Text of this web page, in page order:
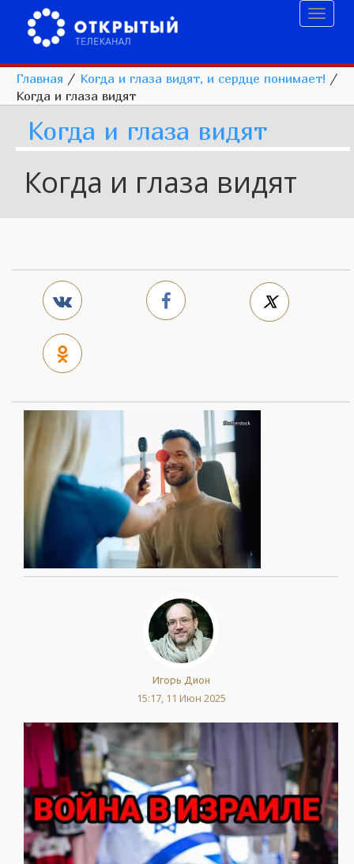
Главная / Когда и глаза видят, и сердце понимает! /
Когда и глаза видят
Когда и глаза видят
Когда и глаза видят
Игорь Дион
15:17, 11 Июн 2025